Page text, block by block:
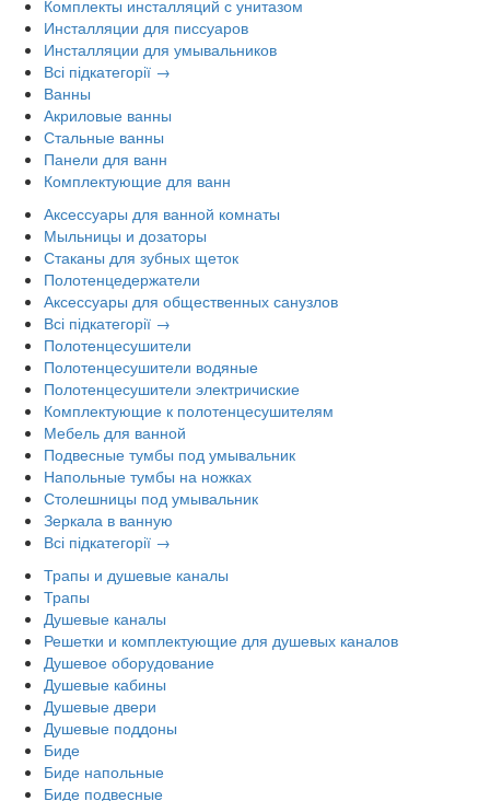
Комплекты инсталляций с унитазом
Инсталляции для писсуаров
Инсталляции для умывальников
Всі підкатегорії →
Ванны
Акриловые ванны
Стальные ванны
Панели для ванн
Комплектующие для ванн
Аксессуары для ванной комнаты
Мыльницы и дозаторы
Стаканы для зубных щеток
Полотенцедержатели
Аксессуары для общественных санузлов
Всі підкатегорії →
Полотенцесушители
Полотенцесушители водяные
Полотенцесушители электричиские
Комплектующие к полотенцесушителям
Мебель для ванной
Подвесные тумбы под умывальник
Напольные тумбы на ножках
Столешницы под умывальник
Зеркала в ванную
Всі підкатегорії →
Трапы и душевые каналы
Трапы
Душевые каналы
Решетки и комплектующие для душевых каналов
Душевое оборудование
Душевые кабины
Душевые двери
Душевые поддоны
Биде
Биде напольные
Биде подвесные